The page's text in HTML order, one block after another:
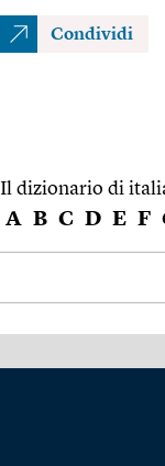
Condividi
Il dizionario di
A B C D E F